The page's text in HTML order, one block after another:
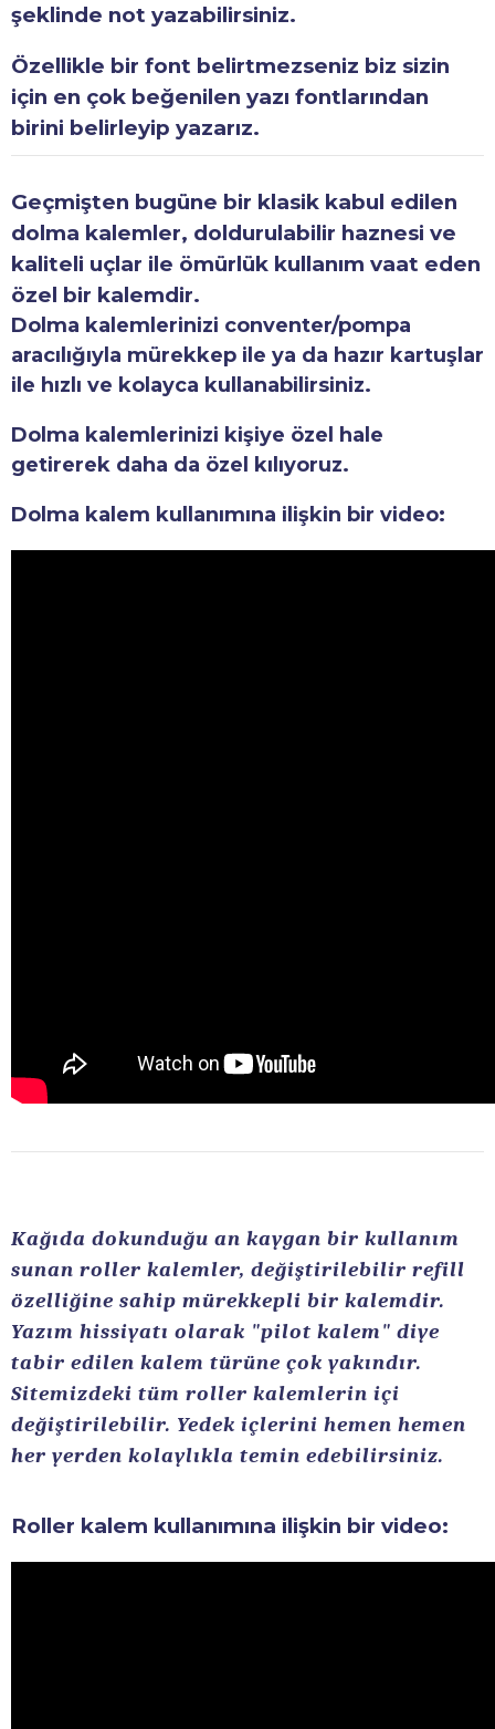
şeklinde not yazabilirsiniz.
Özellikle bir font belirtmezseniz biz sizin
için en çok beğenilen yazı fontlarından
birini belirleyip yazarız.
Geçmişten bugüne bir klasik kabul edilen
dolma kalemler, doldurulabilir haznesi ve
kaliteli uçlar ile ömürlük kullanım vaat eden
özel bir kalemdir.
Dolma kalemlerinizi conventer/pompa
aracılığıyla mürekkep ile ya da hazır kartuşlar
ile hızlı ve kolayca kullanabilirsiniz.
Dolma kalemlerinizi kişiye özel hale
getirerek daha da özel kılıyoruz.
Dolma kalem kullanımına ilişkin bir video:
Kağıda dokunduğu an kaygan bir kullanım
sunan roller kalemler, değiştirilebilir refill
özelliğine sahip mürekkepli bir kalemdir.
Yazım hissiyatı olarak "pilot kalem" diye
tabir edilen kalem türüne çok yakındır.
Sitemizdeki tüm roller kalemlerin içi
değiştirilebilir. Yedek içlerini hemen hemen
her yerden kolaylıkla temin edebilirsiniz.
Roller kalem kullanımına ilişkin bir video: